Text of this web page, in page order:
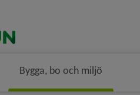
Bygga, bo och miljö